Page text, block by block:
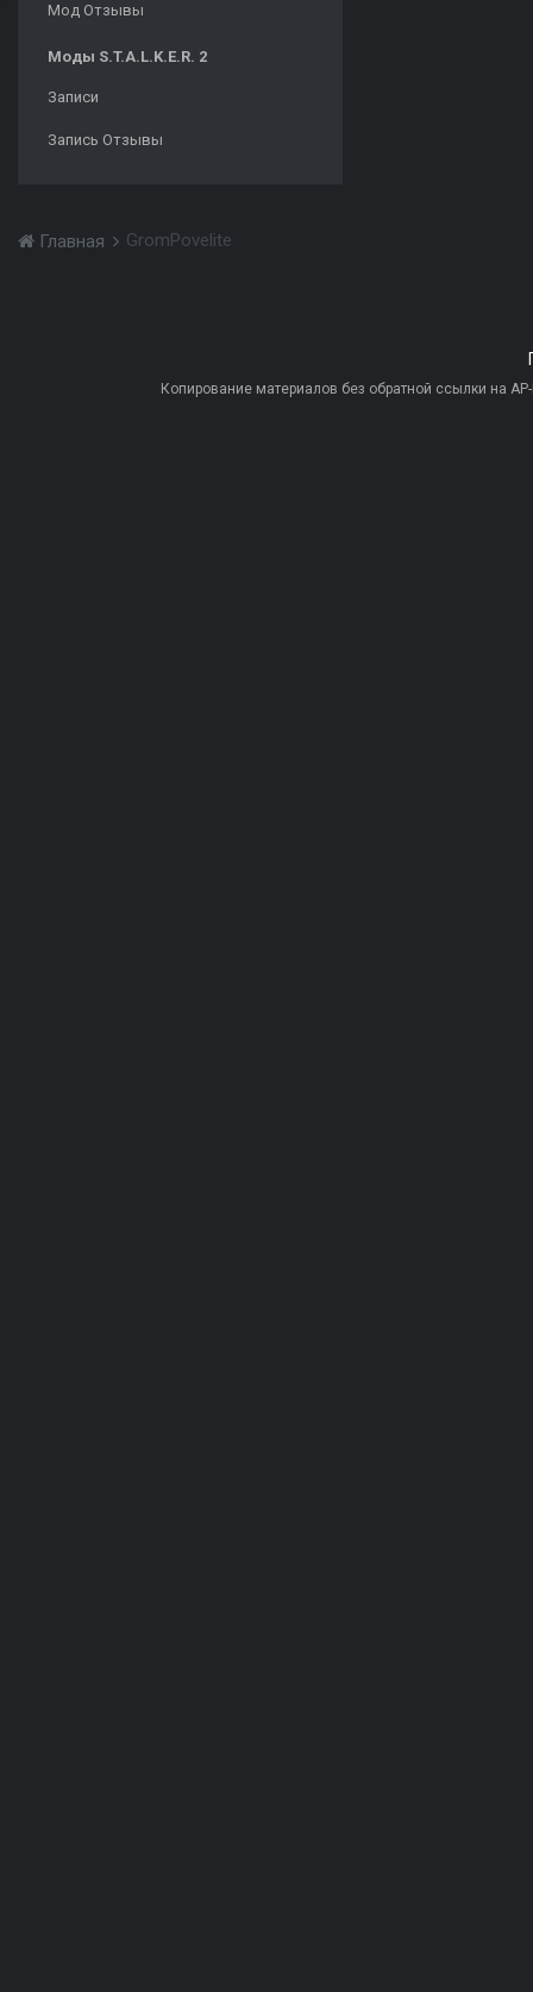
Мод Отзывы
Моды S.T.A.L.K.E.R. 2
Записи
Запись Отзывы
Главная GromPovelite
Копирование материалов без обратной ссылки на